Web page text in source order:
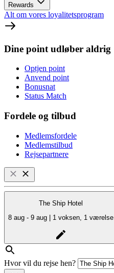
Rewards
Alt om vores loyalitetsprogram
Dine point udløber aldrig
Optjen point
Anvend point
Bonusnat
Status Match
Fordele og tilbud
Medlemsfordele
Medlemstilbud
Rejsepartnere
The Ship Hotel
8 aug - 9 aug | 1 voksen, 1 værelse
Hvor vil du rejse hen?